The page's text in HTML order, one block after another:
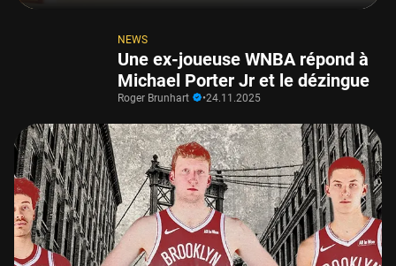
NEWS
Une ex-joueuse WNBA répond à
Michael Porter Jr et le dézingue
Roger Brunhart •24.11.2025